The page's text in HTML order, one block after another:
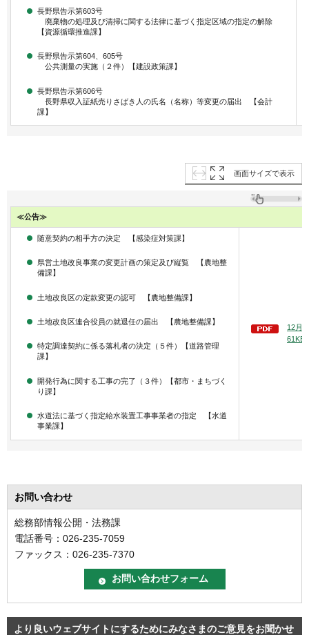
長野県告示第603号
廃棄物の処理及び清掃に関する法律に基づく指定区域の指定の解除
【資源循環推進課】
長野県告示第604、605号
公共測量の実施（２件）【建設政策課】
長野県告示第606号
長野県収入証紙売りさばき人の氏名（名称）等変更の届出 【会計
課】
画面サイズで表示
≪公告≫
随意契約の相手方の決定 【感染症対策課】
県営土地改良事業の変更計画の策定及び縦覧 【農地整
備課】
土地改良区の定款変更の認可 【農地整備課】
土地改良区連合役員の就退任の届出 【農地整備課】
特定調達契約に係る落札者の決定（５件）【道路管理
課】
開発行為に関する工事の完了（３件）【都市・まちづく
り課】
水道法に基づく指定給水装置工事事業者の指定 【水道
事業課】
12月
61KB
お問い合わせ
総務部情報公開・法務課
電話番号：026-235-7059
ファックス：026-235-7370
より良いウェブサイトにするためにみなさまのご意見をお聞かせ